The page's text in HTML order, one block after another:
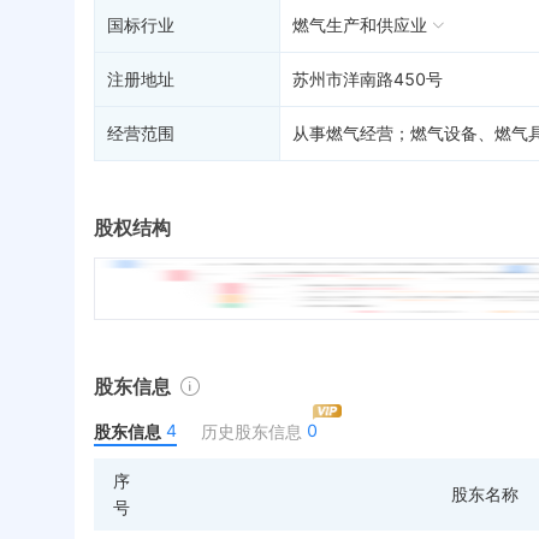
国标行业 燃气生产和供应业
注册地址 苏州市洋南路450号
经营范围 从事燃气经营；燃气设备、燃气
股权结构
股东信息
股东信息 4 历史股东信息 0
序
号
股东名称